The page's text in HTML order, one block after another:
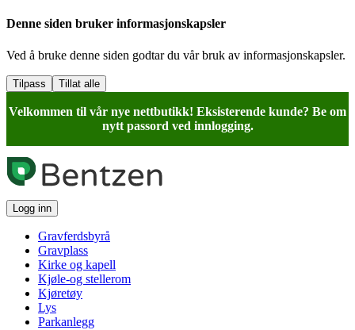
Denne siden bruker informasjonskapsler
Ved å bruke denne siden godtar du vår bruk av informasjonskapsler.
Tilpass Tillat alle
Velkommen til vår nye nettbutikk! Eksisterende kunde? Be om
nytt passord ved innlogging.
Logg inn
Gravferdsbyrå
Gravplass
Kirke og kapell
Kjøle-og stellerom
Kjøretøy
Lys
Parkanlegg